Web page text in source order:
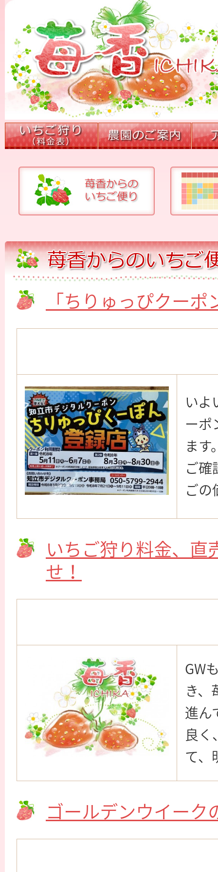
「ちりゅっぴクー
いよ
ーポ
ます
ご確
ご
いちご狩り料金、
せ！
GW
き、
進ん
良く
て、
ゴールデンウイーク